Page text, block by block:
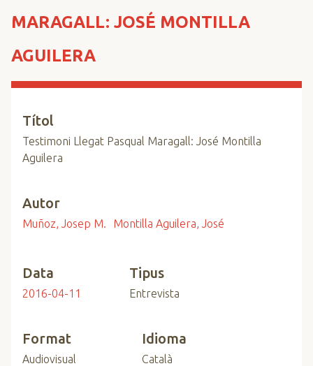
MARAGALL: JOSÉ MONTILLA
AGUILERA
Títol
Testimoni Llegat Pasqual Maragall: José Montilla
Aguilera
Autor
Muñoz, Josep M. Montilla Aguilera, José
Data
2016-04-11
Tipus
Entrevista
Format
Audiovisual
Idioma
Català